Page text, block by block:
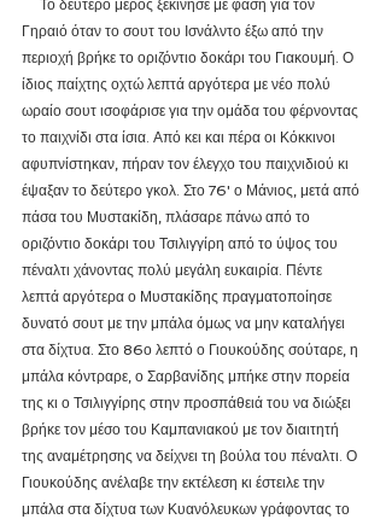
Γηραιό όταν το σουτ του Ισνάλντο έξω από την
περιοχή βρήκε το οριζόντιο δοκάρι του Γιακουμή. Ο
ίδιος παίχτης οχτώ λεπτά αργότερα με νέο πολύ
ωραίο σουτ ισοφάρισε για την ομάδα του φέρνοντας
το παιχνίδι στα ίσια. Από κει και πέρα οι Κόκκινοι
αφυπνίστηκαν, πήραν τον έλεγχο του παιχνιδιού κι
έψαξαν το δεύτερο γκολ. Στο 76' ο Μάνιος, μετά από
πάσα του Μυστακίδη, πλάσαρε πάνω από το
οριζόντιο δοκάρι του Τσιλιγγίρη από το ύψος του
πέναλτι χάνοντας πολύ μεγάλη ευκαιρία. Πέντε
λεπτά αργότερα ο Μυστακίδης πραγματοποίησε
δυνατό σουτ με την μπάλα όμως να μην καταλήγει
στα δίχτυα. Στο 86ο λεπτό ο Γιουκούδης σούταρε, η
μπάλα κόντραρε, ο Σαρβανίδης μπήκε στην πορεία
της κι ο Τσιλιγγίρης στην προσπάθειά του να διώξει
βρήκε τον μέσο του Καμπανιακού με τον διαιτητή
της αναμέτρησης να δείχνει τη βούλα του πέναλτι. Ο
Γιουκούδης ανέλαβε την εκτέλεση κι έστειλε την
μπάλα στα δίχτυα των Κυανόλευκων γράφοντας το